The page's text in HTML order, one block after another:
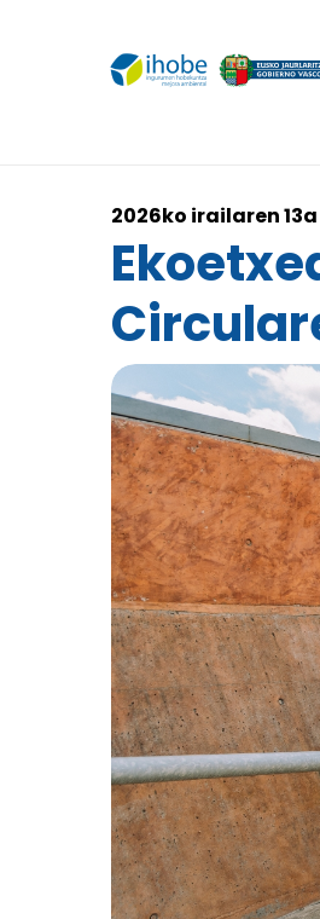
2026ko irailaren 13a